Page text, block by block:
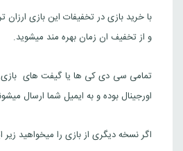
با خرید بازی در تخفیفات این بازی
و از تخفیف ان زمان بهره مند میشوید.
تمامی سی دی کی ها یا گیفت های بازی
اورجینال بوده و به ایمیل شما ارسال
اگر نسخه دیگری از بازی را میخواهید